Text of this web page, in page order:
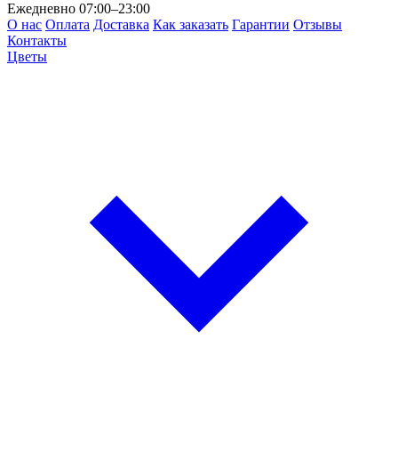
Ежедневно 07:00–23:00
О нас Оплата Доставка Как заказать Гарантии Отзывы
Контакты
Цветы